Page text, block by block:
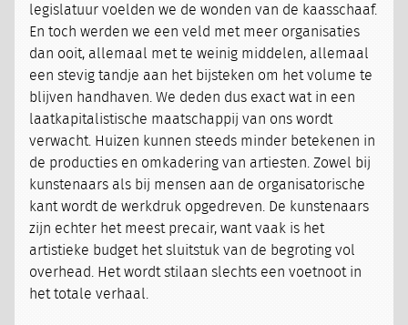
legislatuur voelden we de wonden van de kaasschaaf.
En toch werden we een veld met meer organisaties
dan ooit, allemaal met te weinig middelen, allemaal
een stevig tandje aan het bijsteken om het volume te
blijven handhaven. We deden dus exact wat in een
laatkapitalistische maatschappij van ons wordt
verwacht. Huizen kunnen steeds minder betekenen in
de producties en omkadering van artiesten. Zowel bij
kunstenaars als bij mensen aan de organisatorische
kant wordt de werkdruk opgedreven. De kunstenaars
zijn echter het meest precair, want vaak is het
artistieke budget het sluitstuk van de begroting vol
overhead. Het wordt stilaan slechts een voetnoot in
het totale verhaal.